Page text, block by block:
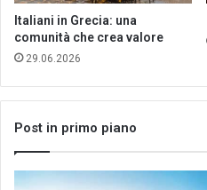
Italiani in Grecia: una
comunità che crea valore
29.06.2026
Post in primo piano
Che